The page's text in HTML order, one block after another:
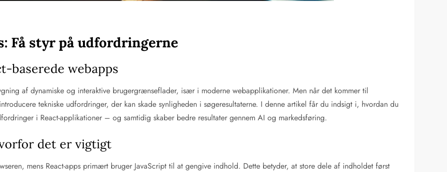
Få styr på udfordringerne
baserede webapps
af dynamiske og interaktive brugergrænseflader, især i moderne webapplikationer. Men når det kommer til
tekniske udfordringer, der kan skade synligheden i søgeresultaterne. I denne artikel får du indsigt i, hvordan du
i React-applikationer – og samtidig skaber bedre resultater gennem AI og markedsføring.
det er vigtigt
mens React-apps primært bruger JavaScript til at gengive indhold. Dette betyder, at store dele af indholdet først